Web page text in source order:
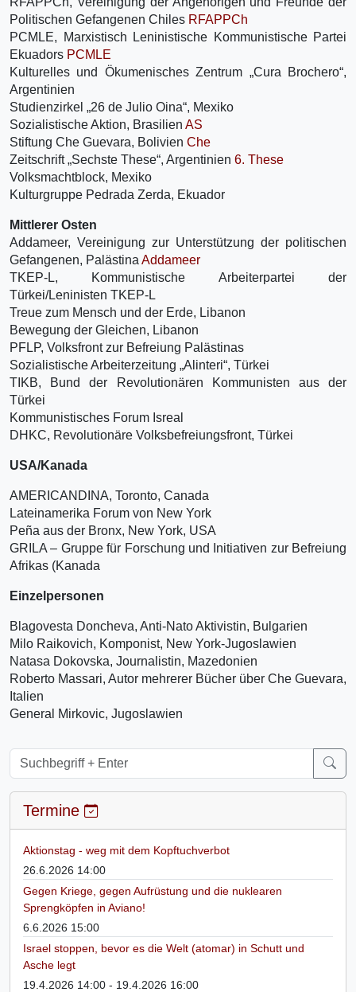
Politischen Gefangenen Chiles RFAPPCh
PCMLE, Marxistisch Leninistische Kommunistische Partei
Ekuadors PCMLE
Kulturelles und Ökumenisches Zentrum „Cura Brochero“,
Argentinien
Studienzirkel „26 de Julio Oina“, Mexiko
Sozialistische Aktion, Brasilien AS
Stiftung Che Guevara, Bolivien Che
Zeitschrift „Sechste These“, Argentinien 6. These
Volksmachtblock, Mexiko
Kulturgruppe Pedrada Zerda, Ekuador
Mittlerer Osten
Addameer, Vereinigung zur Unterstützung der politischen
Gefangenen, Palästina Addameer
TKEP-L, Kommunistische Arbeiterpartei der
Türkei/Leninisten TKEP-L
Treue zum Mensch und der Erde, Libanon
Bewegung der Gleichen, Libanon
PFLP, Volksfront zur Befreiung Palästinas
Sozialistische Arbeiterzeitung „Alinteri“, Türkei
TIKB, Bund der Revolutionären Kommunisten aus der
Türkei
Kommunistisches Forum Isreal
DHKC, Revolutionäre Volksbefreiungsfront, Türkei
USA/Kanada
AMERICANDINA, Toronto, Canada
Lateinamerika Forum von New York
Peña aus der Bronx, New York, USA
GRILA – Gruppe für Forschung und Initiativen zur Befreiung
Afrikas (Kanada
Einzelpersonen
Blagovesta Doncheva, Anti-Nato Aktivistin, Bulgarien
Milo Raikovich, Komponist, New York-Jugoslawien
Natasa Dokovska, Journalistin, Mazedonien
Roberto Massari, Autor mehrerer Bücher über Che Guevara,
Italien
General Mirkovic, Jugoslawien
Termine
Aktionstag - weg mit dem Kopftuchverbot
26.6.2026 14:00
Gegen Kriege, gegen Aufrüstung und die nuklearen
Sprengköpfen in Aviano!
6.6.2026 15:00
Israel stoppen, bevor es die Welt (atomar) in Schutt und
Asche legt
19.4.2026 14:00 - 19.4.2026 16:00